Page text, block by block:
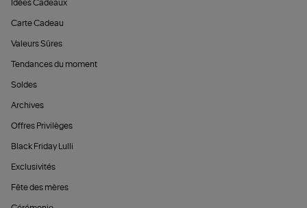
Idées Cadeaux
Carte Cadeau
Valeurs Sûres
Tendances du moment
Soldes
Archives
Offres Privilèges
Black Friday Lulli
Exclusivités
Fête des mères